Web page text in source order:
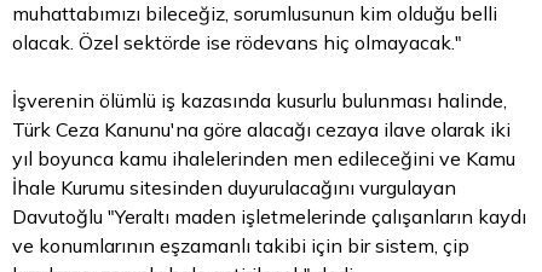
muhattabımızı bileceğiz, sorumlusunun kim olduğu belli
olacak. Özel sektörde ise rödevans hiç olmayacak."
İşverenin ölümlü iş kazasında kusurlu bulunması halinde,
Türk Ceza Kanunu'na göre alacağı cezaya ilave olarak iki
yıl boyunca kamu ihalelerinden men edileceğini ve Kamu
İhale Kurumu sitesinden duyurulacağını vurgulayan
Davutoğlu "Yeraltı maden işletmelerinde çalışanların kaydı
ve konumlarının eşzamanlı takibi için bir sistem, çip